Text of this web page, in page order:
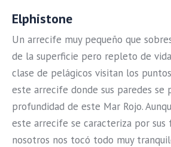
Elphistone
Un arrecife muy pequeño que
de la superficie pero repleto de
clase de pelágicos visitan los
este arrecife donde sus paredes se
profundidad de este Mar Rojo.
este arrecife se caracteriza por
nosotros nos tocó todo muy